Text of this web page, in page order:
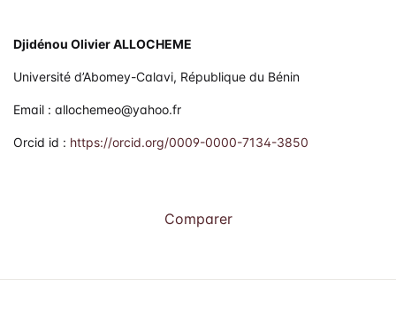
Djidénou Olivier ALLOCHEME
Université d’Abomey-Calavi, République du Bénin
Email : allochemeo@yahoo.fr
Orcid id : https://orcid.org/0009-0000-7134-3850
Comparer